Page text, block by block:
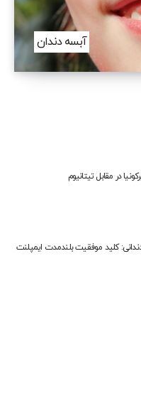
آبسه دندان
در مقابل تیتانیوم
کلید موفقیت بلندمدت ایمپلنت‌